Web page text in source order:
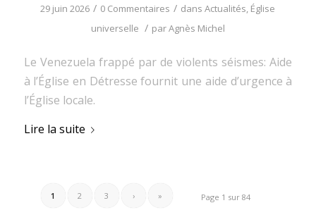
29 juin 2026 / 0 Commentaires / dansActualités, Église
universelle / parAgnès Michel
Le Venezuela frappé par de violents séismes: Aide
à l’Église en Détresse fournit une aide d’urgence à
l’Église locale.
Lire la suite
Page 1 sur 84
1 2 3 › »